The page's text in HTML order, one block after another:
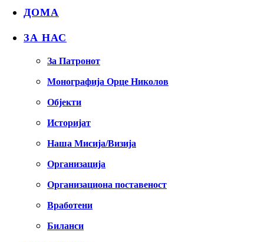
ДОМА
ЗА НАС
За Патронот
Монографија Орце Николов
Објекти
Историјат
Наша Мисија/Визија
Организација
Организациона поставеност
Вработени
Биланси